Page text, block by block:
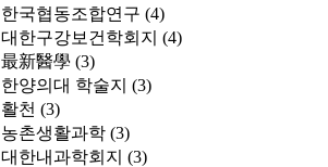
한국협동조합연구 (4)
대한구강보건학회지 (4)
最新醫學 (3)
한양의대 학술지 (3)
활천 (3)
농촌생활과학 (3)
대한내과학회지 (3)